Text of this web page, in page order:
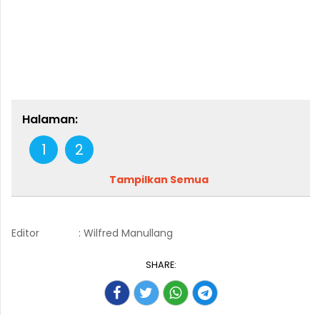
Halaman:
1 2
Tampilkan Semua
Editor : Wilfred Manullang
SHARE: